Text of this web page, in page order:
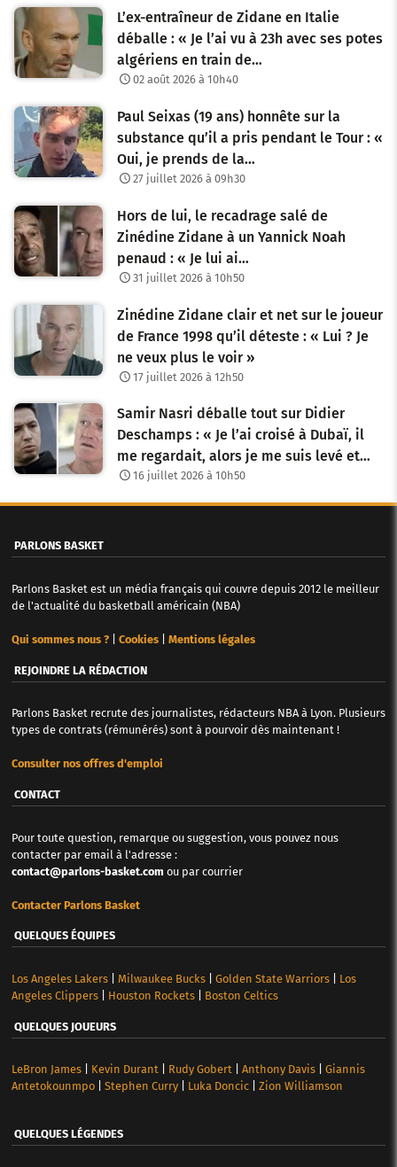
L’ex-entraîneur de Zidane en Italie
déballe : « Je l’ai vu à 23h avec ses potes
algériens en train de…
02 août 2026 à 10h40
Paul Seixas (19 ans) honnête sur la
substance qu’il a pris pendant le Tour : «
Oui, je prends de la…
27 juillet 2026 à 09h30
Hors de lui, le recadrage salé de
Zinédine Zidane à un Yannick Noah
penaud : « Je lui ai…
31 juillet 2026 à 10h50
Zinédine Zidane clair et net sur le joueur
de France 1998 qu’il déteste : « Lui ? Je
ne veux plus le voir »
17 juillet 2026 à 12h50
Samir Nasri déballe tout sur Didier
Deschamps : « Je l’ai croisé à Dubaï, il
me regardait, alors je me suis levé et…
16 juillet 2026 à 10h50
PARLONS BASKET
Parlons Basket est un média français qui couvre depuis 2012 le meilleur
de l'actualité du basketball américain (NBA)
Qui sommes nous ?| Cookies| Mentions légales
REJOINDRE LA RÉDACTION
Parlons Basket recrute des journalistes, rédacteurs NBA à Lyon. Plusieurs
types de contrats (rémunérés) sont à pourvoir dès maintenant !
Consulter nos offres d'emploi
CONTACT
Pour toute question, remarque ou suggestion, vous pouvez nous
contacter par email à l'adresse :
contact@parlons-basket.com ou par courrier
Contacter Parlons Basket
QUELQUES ÉQUIPES
Los Angeles Lakers| Milwaukee Bucks| Golden State Warriors| Los
Angeles Clippers| Houston Rockets| Boston Celtics
QUELQUES JOUEURS
LeBron James| Kevin Durant| Rudy Gobert| Anthony Davis| Giannis
Antetokounmpo| Stephen Curry| Luka Doncic| Zion Williamson
QUELQUES LÉGENDES